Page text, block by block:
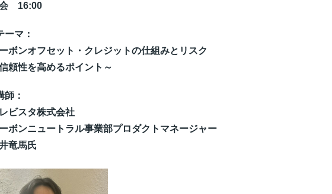
16:00
ーマ：
ボンオフセット・クレジットの仕組みとリスク
頼性を高めるポイント～
師：
ビスタ株式会社
ボンニュートラル事業部プロダクトマネージャー
竜馬氏